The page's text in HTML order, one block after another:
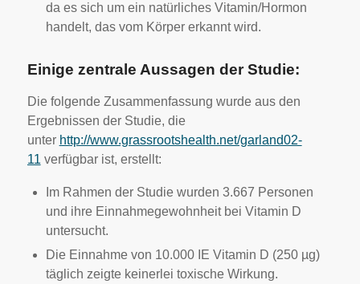
da es sich um ein natürliches Vitamin/Hormon
handelt, das vom Körper erkannt wird.
Einige zentrale Aussagen der Studie:
Die folgende Zusammenfassung wurde aus den
Ergebnissen der Studie, die
unter http://www.grassrootshealth.net/garland02-
11verfügbar ist, erstellt:
Im Rahmen der Studie wurden 3.667 Personen
und ihre Einnahmegewohnheit bei Vitamin D
untersucht.
Die Einnahme von 10.000 IE Vitamin D (250 µg)
täglich zeigte keinerlei toxische Wirkung.